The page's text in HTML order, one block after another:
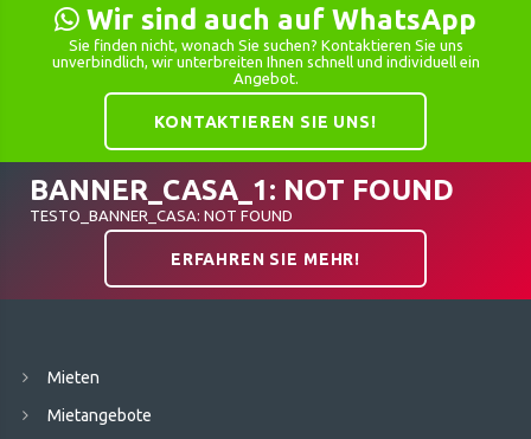
Wir sind auch auf WhatsApp
Sie finden nicht, wonach Sie suchen? Kontaktieren Sie uns
unverbindlich, wir unterbreiten Ihnen schnell und individuell ein
Angebot.
KONTAKTIEREN SIE UNS!
BANNER_CASA_1: NOT FOUND
TESTO_BANNER_CASA: NOT FOUND
ERFAHREN SIE MEHR!
Mieten
Mietangebote